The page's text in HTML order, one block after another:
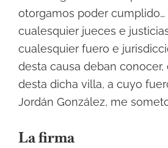
otorgamos poder cumplido…
cualesquier jueces e
cualesquier fuero e
desta causa deban conocer,
desta dicha villa, a cuyo
Jordán González, me
La firma